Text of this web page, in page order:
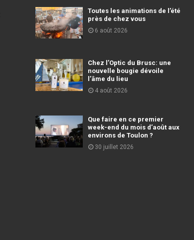
Toutes les animations de l’été
près de chez vous
6 août 2026
Chez l’Optic du Brusc: une
nouvelle bougie dévoile
l’âme du lieu
4 août 2026
Que faire en ce premier
week-end du mois d’août aux
environs de Toulon ?
30 juillet 2026